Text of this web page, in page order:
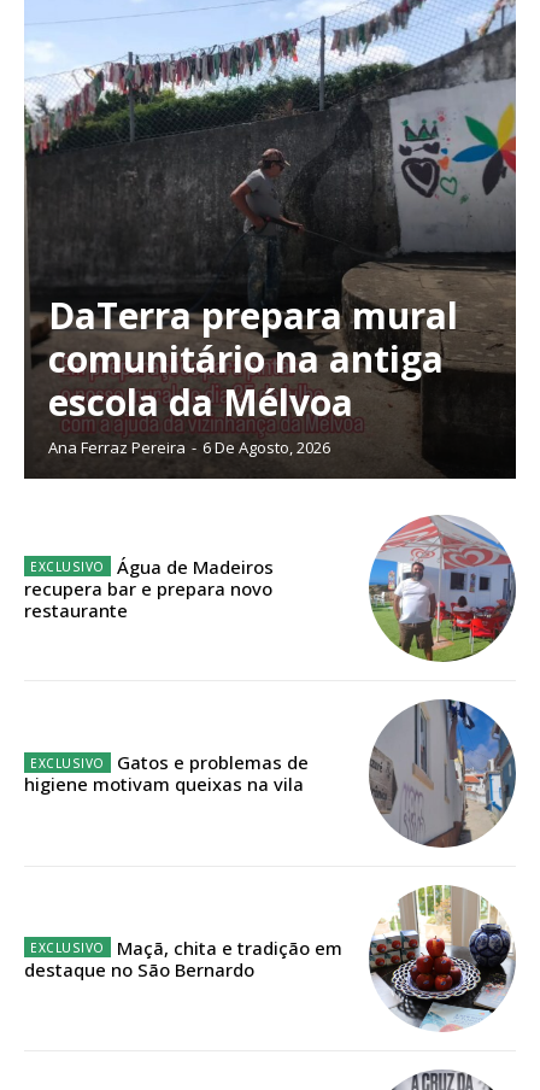
Planos de Assinatura
Faça-se assinante do Região de Cister e ajude-nos a manter este serviço
Sendo assinante terá acesso a todos os conteúdos exclusivos e versões
32 €
DaTerra prepara mural
comunitário na antiga
escola da Mélvoa
Ana Ferraz Pereira - 6 De Agosto, 2026
Água de Madeiros
recupera bar e prepara novo
restaurante
Gatos e problemas de
higiene motivam queixas na vila
Maçã, chita e tradição em
destaque no São Bernardo